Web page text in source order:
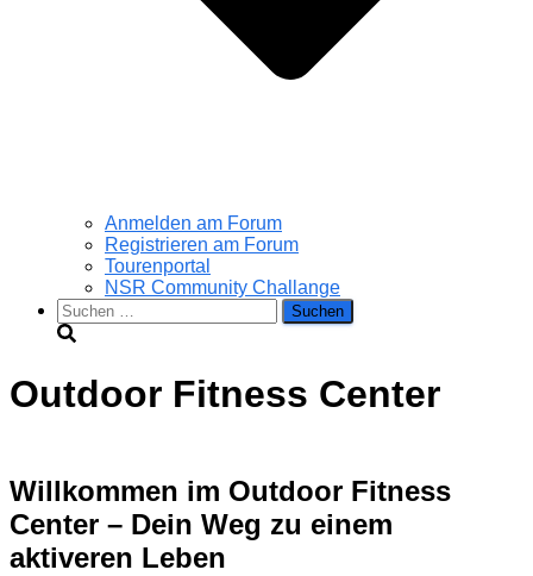
Anmelden am Forum
Registrieren am Forum
Tourenportal
NSR Community Challange
Suchen
nach:
Outdoor Fitness Center
Willkommen im Outdoor Fitness
Center – Dein Weg zu einem
aktiveren Leben